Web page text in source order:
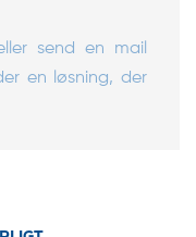
send en mail
en løsning, der